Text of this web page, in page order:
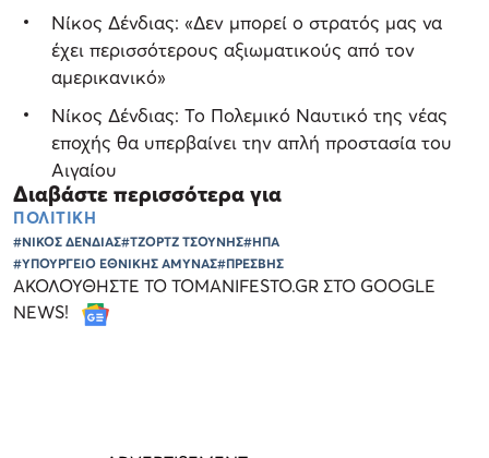
Νίκος Δένδιας: «Δεν μπορεί ο στρατός μας να
έχει περισσότερους αξιωματικούς από τον
αμερικανικό»
Νίκος Δένδιας: Το Πολεμικό Ναυτικό της νέας
εποχής θα υπερβαίνει την απλή προστασία του
Αιγαίου
Διαβάστε περισσότερα για
ΠΟΛΙΤΙΚΗ
#ΝΙΚΟΣ ΔΕΝΔΙΑΣ#ΤΖΟΡΤΖ ΤΣΟΥΝΗΣ#ΗΠΑ
#ΥΠΟΥΡΓΕΙΟ ΕΘΝΙΚΗΣ ΑΜΥΝΑΣ#ΠΡΕΣΒΗΣ
ΑΚΟΛΟΥΘΗΣΤΕ ΤΟ TOMANIFESTO.GR ΣΤΟ GOOGLE
NEWS!